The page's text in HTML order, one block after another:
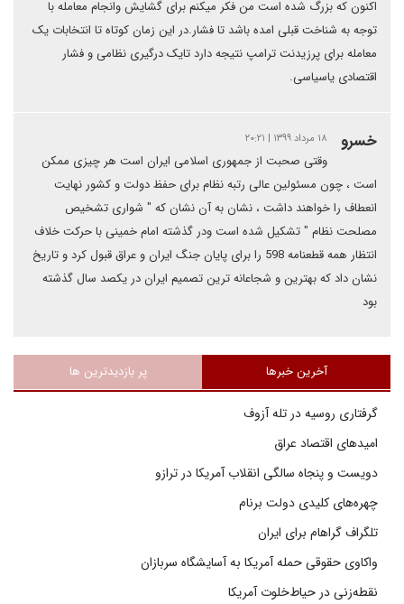
اکنون که بزرگ شده است من فکر میکنم برای گشایش وانجام معامله با
توجه به شناخت قبلی امده باشد تا فشار.در این زمان کوتاه تا انتخابات یک
معامله برای پرزیدنت ترامپ نتیجه دارد تایک درگیری نظامی و فشار
اقتصادی یاسیاسی.
خسرو ۱۸ مرداد ۱۳۹۹ | ۲۰:۲۱
وقتی صحبت از جمهوری اسلامی ایران است هر چیزی ممکن
است ، چون مسئولین عالی رتبه نظام برای حفظ دولت و کشور نهایت
انعطاف را خواهند داشت ، نشان به آن نشان که " شواری تشخیص
مصلحت نظام " تشکیل شده است ودر گذشته امام خمینی با حرکت خلاف
انتظار همه قطعنامه 598 را برای پایان جنگ ایران و عراق قبول کرد و تاریخ
نشان داد که بهترین و شجاعانه ترین تصمیم ایران در یکصد سال گذشته
بود
آخرین خبرها پر بازدیدترین ها
گرفتاری روسیه در تله آزوف
امیدهای اقتصاد عراق
دویست و پنجاه سالگی انقلاب آمریکا در ترازو
چهره‌های کلیدی دولت برنام
تلگراف گراهام برای ایران
واکاوی حقوقی حمله آمریکا به آسایشگاه سربازان
نقطه‌زنی در حیاط‌خلوت آمریکا